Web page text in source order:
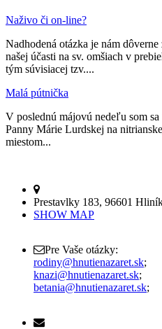
Naživo či on-line?
Nadhodená otázka je nám
našej účasti na sv. omšiach v
tým súvisiacej tzv....
Malá pútnička
V poslednú májovú nedeľu som
Panny Márie Lurdskej na
miestom...
Prestavlky 183, 96601
SHOW MAP
Pre Vaše otázky:
rodiny@hnutienazaret.sk;
knazi@hnutienazaret.sk;
betania@hnutienazaret.sk;